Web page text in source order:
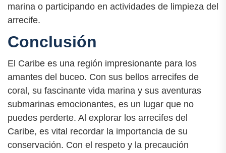
marina o participando en actividades de limpieza del
arrecife.
Conclusión
El Caribe es una región impresionante para los
amantes del buceo. Con sus bellos arrecifes de
coral, su fascinante vida marina y sus aventuras
submarinas emocionantes, es un lugar que no
puedes perderte. Al explorar los arrecifes del
Caribe, es vital recordar la importancia de su
conservación. Con el respeto y la precaución